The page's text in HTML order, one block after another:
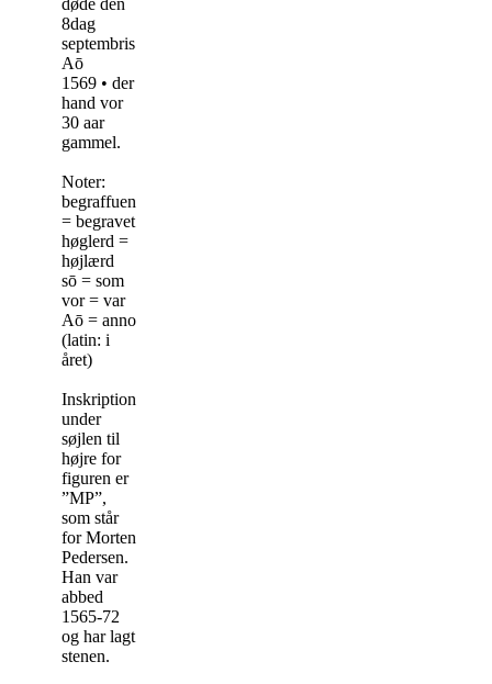
8dag
septembris
Aō
1569 • der
hand vor
30 aar
gammel.
Noter:
begraffuen
= begravet
høglerd =
højlærd
sō = som
vor = var
Aō = anno
(latin: i
året)
Inskription
under
søjlen til
højre for
figuren er
”MP”,
som står
for Morten
Pedersen.
Han var
abbed
1565-72
og har lagt
stenen.